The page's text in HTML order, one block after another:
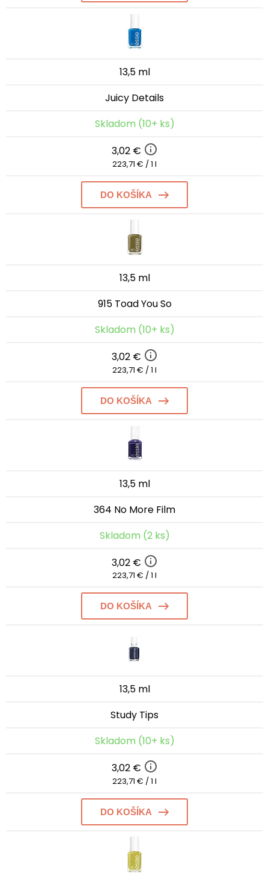
13,5 ml
Juicy Details
Skladom (10+ ks)
3,02 €
223,71 € / 1 l
DO KOŠÍKA
13,5 ml
915 Toad You So
Skladom (10+ ks)
3,02 €
223,71 € / 1 l
DO KOŠÍKA
13,5 ml
364 No More Film
Skladom (2 ks)
3,02 €
223,71 € / 1 l
DO KOŠÍKA
13,5 ml
Study Tips
Skladom (10+ ks)
3,02 €
223,71 € / 1 l
DO KOŠÍKA